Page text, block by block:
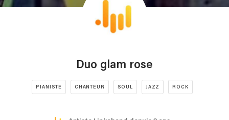
Duo glam rose
PIANISTE CHANTEUR SOUL JAZZ ROCK